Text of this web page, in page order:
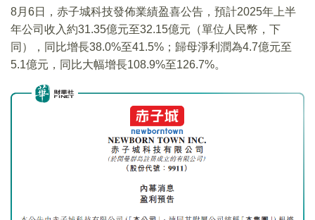
8月6日，赤子城科技發佈業績盈喜公告，預計2025年上半
年公司收入約31.35億元至32.15億元（單位人民幣，下
同），同比增長38.0%至41.5%；歸母淨利潤為4.7億元至
5.1億元，同比大幅增長108.9%至126.7%。